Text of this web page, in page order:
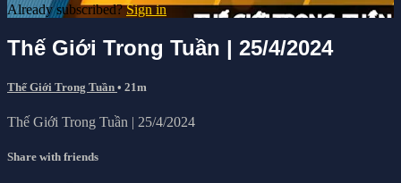
Already subscribed?Sign in
Thế Giới Trong Tuần | 25/4/2024
Thế Giới Trong Tuần • 21m
Thế Giới Trong Tuần | 25/4/2024
Share with friends